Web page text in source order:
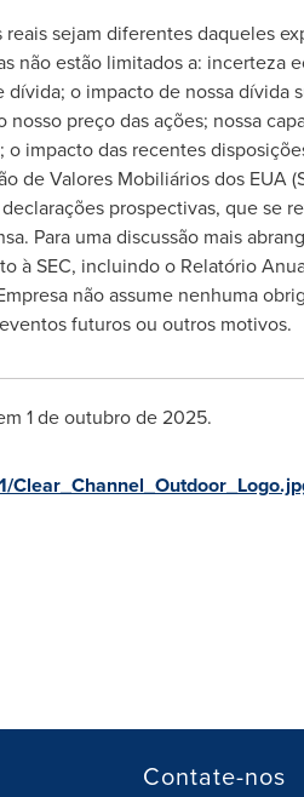
sejam diferentes daqueles
não estão limitados a: incerteza
o impacto de nossa
preço das ações; nossa
impacto das recentes
de Valores Mobiliários dos EUA
prospectivas, que se
Para uma discussão mais
à SEC, incluindo o Relatório
não assume nenhuma
futuros ou outros motivos.
1 de outubro de 2025.
Contate-nos